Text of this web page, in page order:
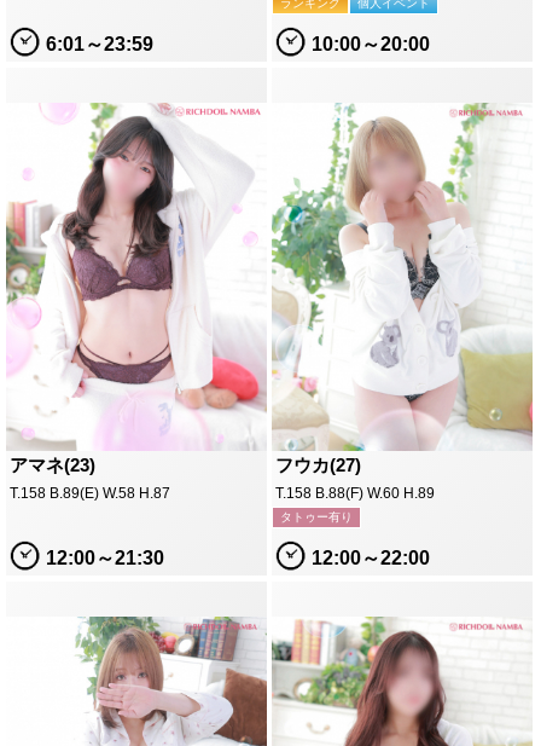
6:01～23:59
ランキング 個人イベント
10:00～20:00
アマネ(23)
T.158 B.89(E) W.58 H.87
12:00～21:30
フウカ(27)
T.158 B.88(F) W.60 H.89
タトゥー有り
12:00～22:00